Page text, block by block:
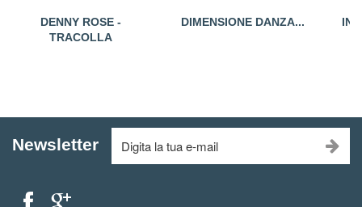
DENNY ROSE -
TRACOLLA
DIMENSIONE DANZA...
Newsletter